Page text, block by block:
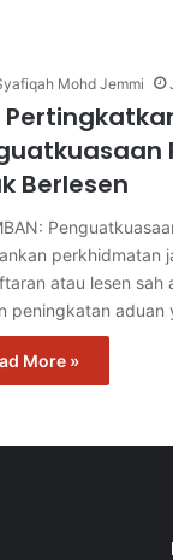
Mohd Jemmi
Berlesen
perkhidmatan
atau lesen sah
peningkatan aduan
More »